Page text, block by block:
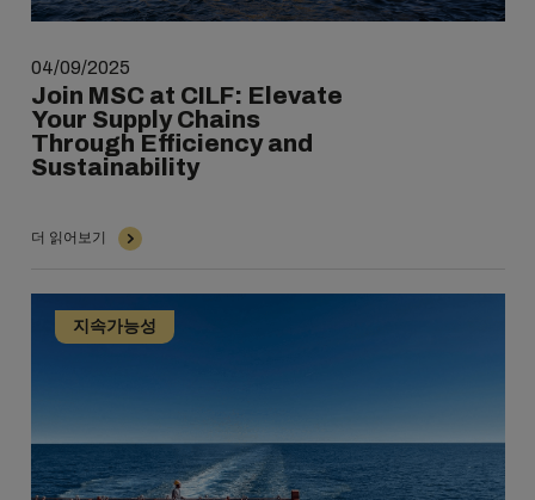
04/09/2025
Join MSC at CILF: Elevate
Your Supply Chains
Through Efficiency and
Sustainability
더 읽어보기
지속가능성